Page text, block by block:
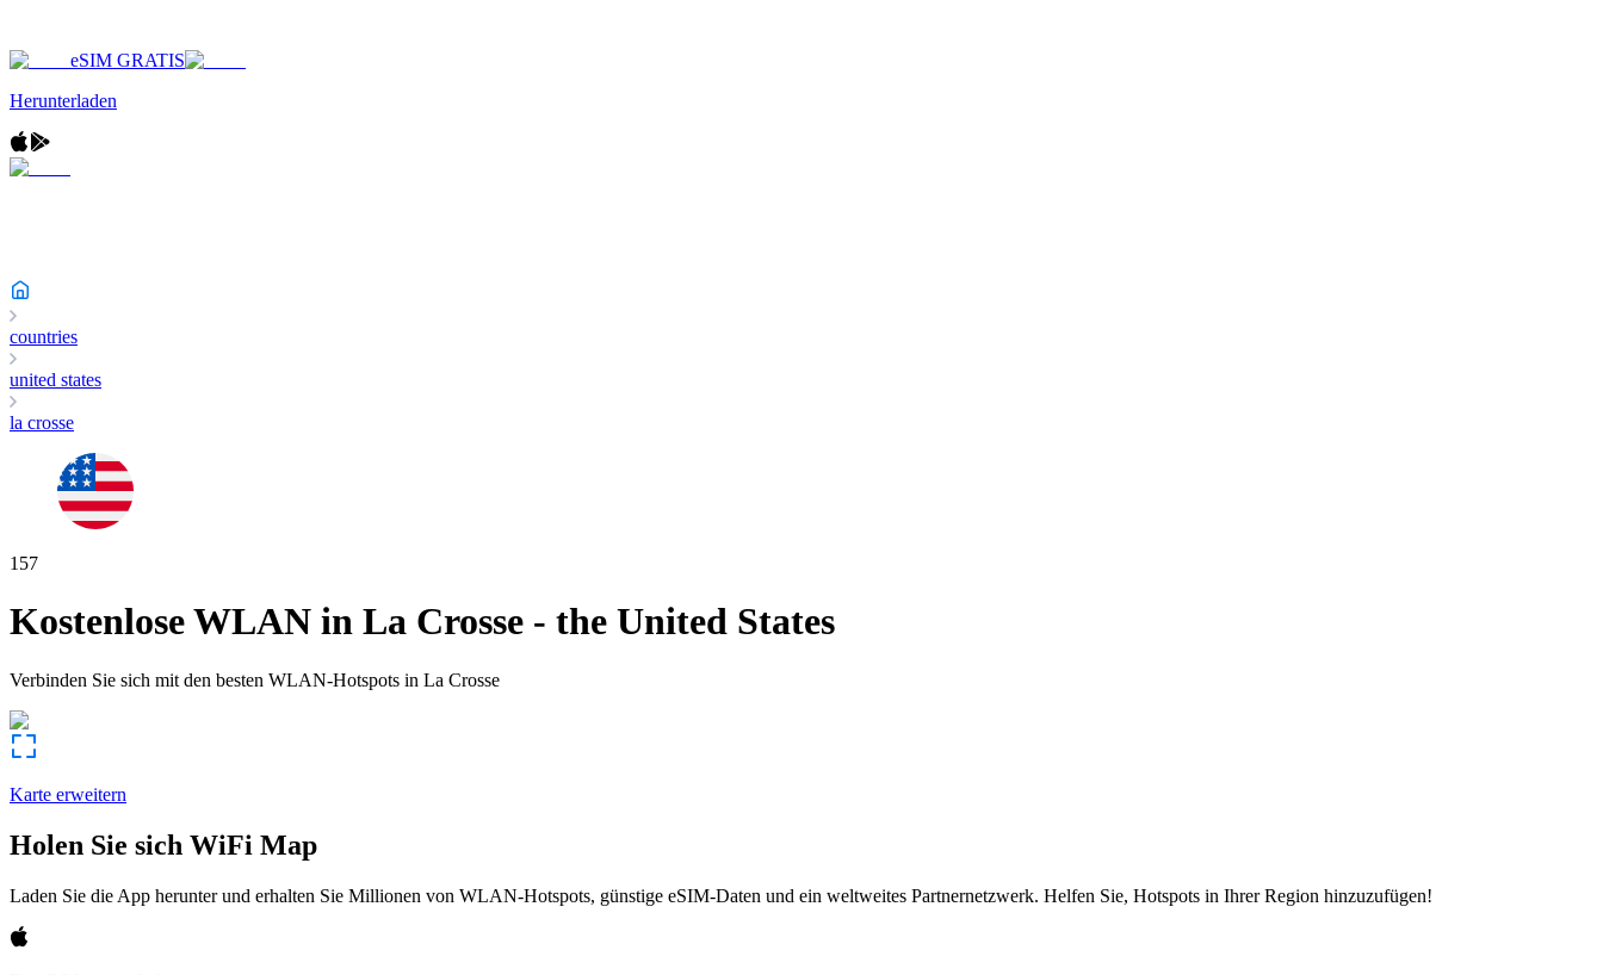
eSIM GRATIS
Herunterladen
countries
united states
la crosse
157
Kostenlose WLAN in La Crosse - the United States
Verbinden Sie sich mit den besten WLAN-Hotspots in La Crosse
Karte erweitern
Holen Sie sich WiFi Map
Laden Sie die App herunter und erhalten Sie Millionen von WLAN-Hotspots, günstige eSIM-Daten und ein weltweites Partnernetzwerk. Helfen Sie, Hotspots in Ihrer Region hinzuzufügen!